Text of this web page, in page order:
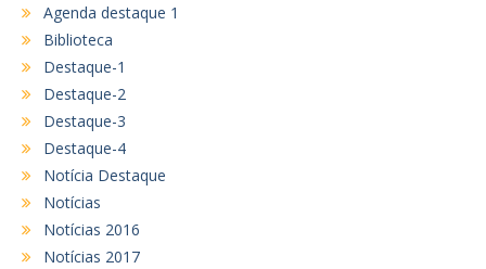
Agenda destaque 1
Biblioteca
Destaque-1
Destaque-2
Destaque-3
Destaque-4
Notícia Destaque
Notícias
Notícias 2016
Notícias 2017